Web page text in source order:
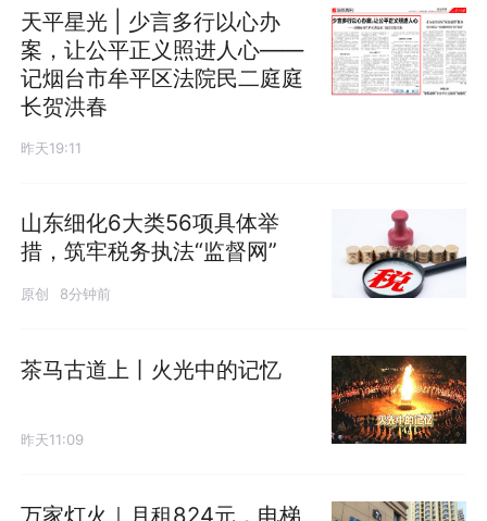
天平星光 | 少言多行以心办
案，让公平正义照进人心——
记烟台市牟平区法院民二庭庭
长贺洪春
昨天19:11
山东细化6大类56项具体举
措，筑牢税务执法“监督网”
原创 8分钟前
茶马古道上丨火光中的记忆
昨天11:09
万家灯火｜月租824元，电梯